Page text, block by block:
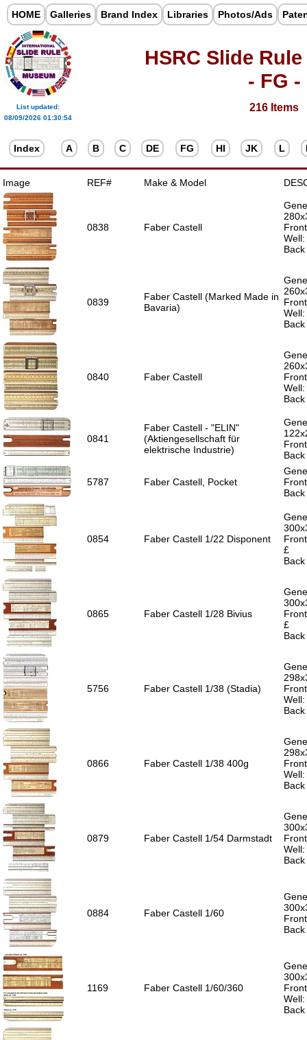
HOME Galleries Brand Index Libraries Photos/Ads
List updated:
08/09/2026 01:30:54
HSRC Slide
- FG -
216 Items
Index A B C DE FG HI JK L
Image REF# Make & Model
0838 Faber Castell
0839
Faber Castell (Marked Made in
Bavaria)
0840 Faber Castell
0841
Faber Castell - "ELIN"
(Aktiengesellschaft für
elektrische Industrie)
5787 Faber Castell, Pocket
0854 Faber Castell 1/22 Disponent
£
0865 Faber Castell 1/28 Bivius
£
5756 Faber Castell 1/38 (Stadia)
0866 Faber Castell 1/38 400g
0879 Faber Castell 1/54 Darmstadt
0884 Faber Castell 1/60
1169 Faber Castell 1/60/360